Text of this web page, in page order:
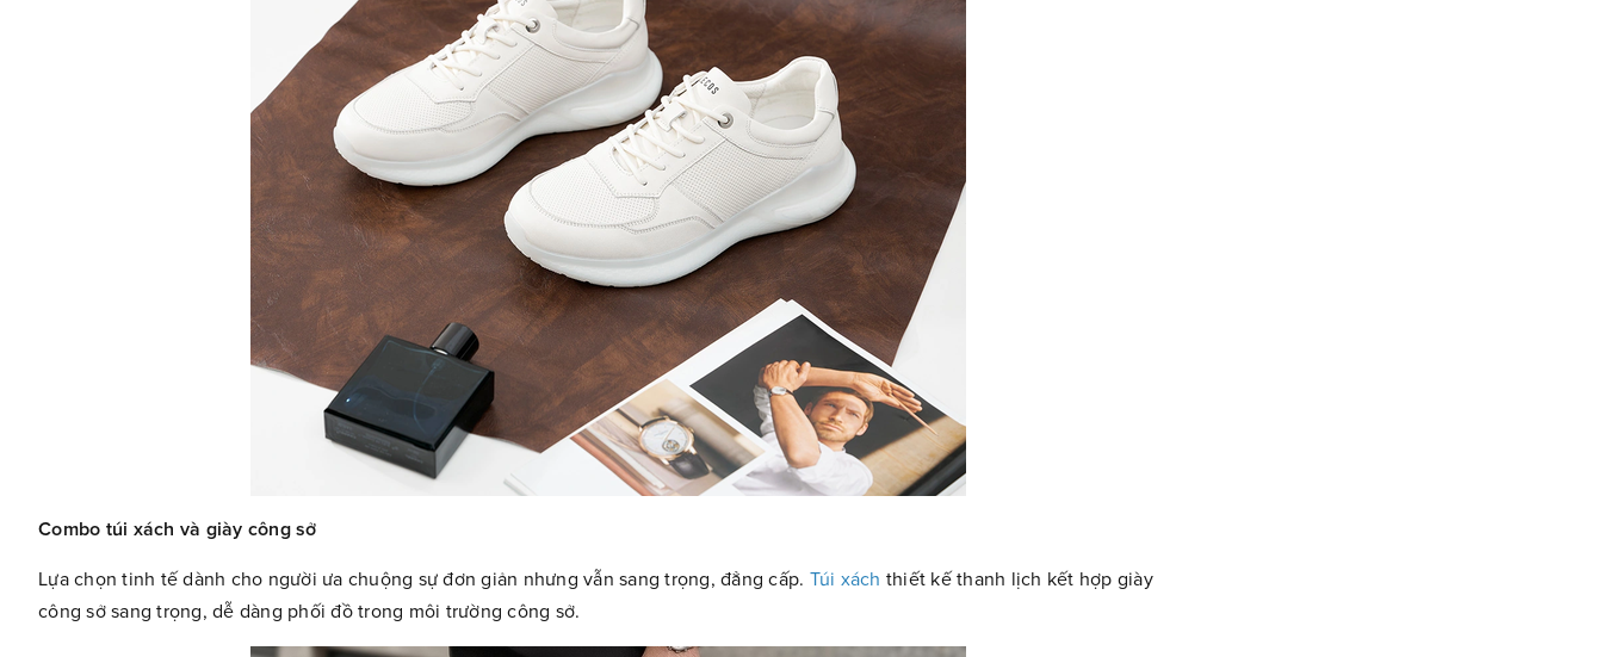
Combo túi xách và giày công sở
Lựa chọn tinh tế dành cho người ưa chuộng sự đơn giản nhưng vẫn sang trọng, đẳng cấp. Túi xách thiết kế thanh lịch kết hợp giày
công sở sang trọng, dễ dàng phối đồ trong môi trường công sở.